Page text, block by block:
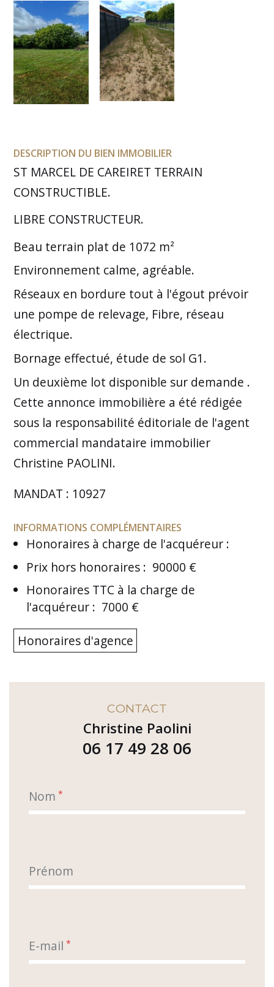
DESCRIPTION DU BIEN IMMOBILIER
ST MARCEL DE CAREIRET TERRAIN
CONSTRUCTIBLE.
LIBRE CONSTRUCTEUR.
Beau terrain plat de 1072 m²
Environnement calme, agréable.
Réseaux en bordure tout à l'égout prévoir
une pompe de relevage, Fibre, réseau
électrique.
Bornage effectué, étude de sol G1.
Un deuxième lot disponible sur demande .
Cette annonce immobilière a été rédigée
sous la responsabilité éditoriale de l'agent
commercial mandataire immobilier
Christine PAOLINI.
MANDAT : 10927
INFORMATIONS COMPLÉMENTAIRES
Honoraires à charge de l'acquéreur :
Prix hors honoraires : 90000 €
Honoraires TTC à la charge de
l'acquéreur : 7000 €
Honoraires d'agence
CONTACT
Christine Paolini
06 17 49 28 06
Nom *
Prénom
E-mail *